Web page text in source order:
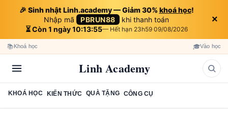
🎉 Sinh nhật Linh.academy — Giảm 30% khoá học!
Nhập mã PBRUN88 khi thanh toán
⏳ Còn 1 ngày 10:13:53— Hết hạn 23h59 09/08/2026
×
📚Khoá học 🎓Vào học
Linh Academy
KHOÁ HỌC KIẾN THỨC QUÀ TẶNG CÔNG CỤ